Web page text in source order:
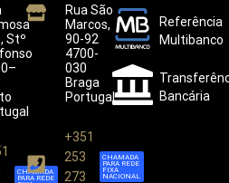
para melhorar a sua
Stº
CHAMADA
PARA REDE
Rua São
Marcos,
90-92
4700-
030
Braga
Portugal
+351
253
273
CHAMADA
PARA REDE
FIXA
NACIONAL
Referência
Multibanco
Bancária